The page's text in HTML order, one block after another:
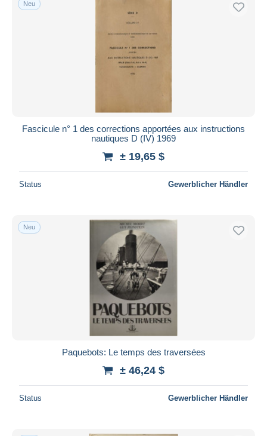
Kostenloser Versand
Banküberweisung
Bancontact
iDeal
Wohnsitz des Verkäufers
Übernehmen
Neu
Fascicule n° 1 des corrections apportées aux instructions
nautiques D (IV) 1969
± 19,65 $
Status Gewerblicher Händler
Neu
Paquebots: Le temps des traversées
± 46,24 $
Status Gewerblicher Händler